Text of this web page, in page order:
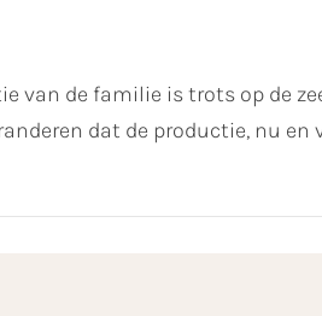
van de familie is trots op de
dat de productie, nu en